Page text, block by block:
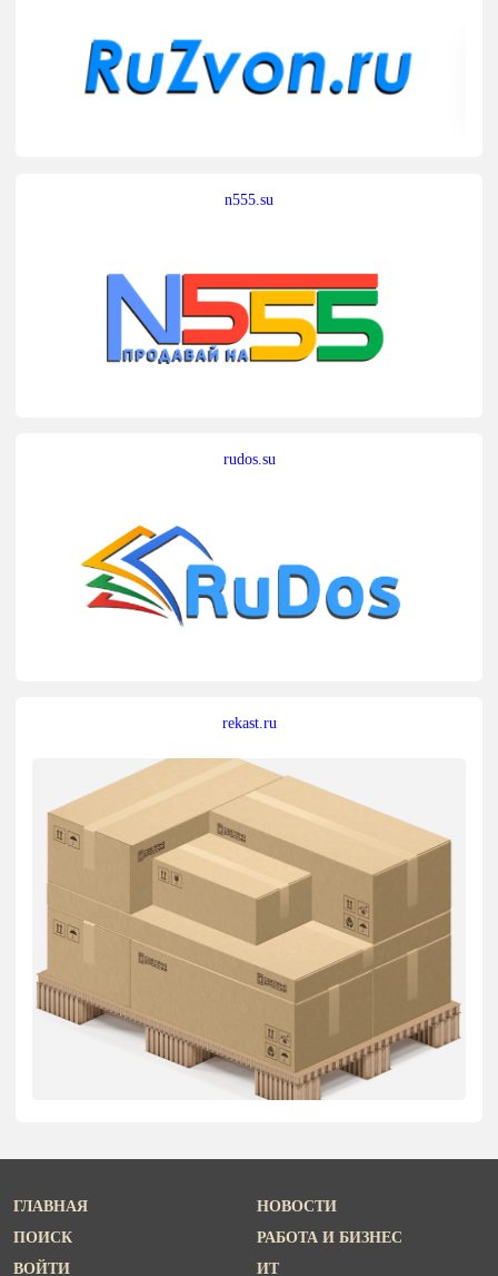
n555.su
rudos.su
rekast.ru
ГЛАВНАЯ
ПОИСК
ВОЙТИ
НОВОСТИ
РАБОТА И БИЗНЕС
ИТ